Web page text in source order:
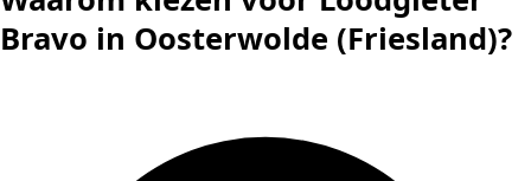
Bravo in Oosterwolde (Friesland)?